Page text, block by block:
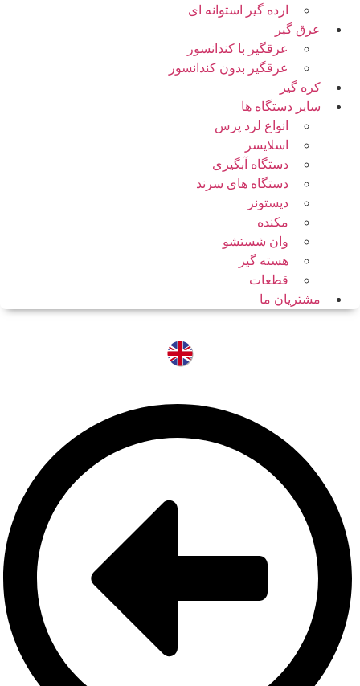
ارده گیر استوانه ای
عرق گیر
عرقگیر با کندانسور
عرقگیر بدون کندانسور
کره گیر
سایر دستگاه ها
انواع لرد پرس
اسلایسر
دستگاه آبگیری
دستگاه های سرند
دیستونر
مکنده
وان شستشو
هسته گیر
قطعات
مشتریان ما